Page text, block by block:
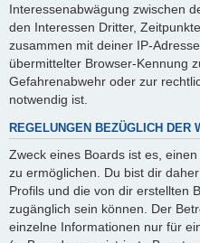
Interessenabwägung zwischen
den Interessen Dritter,
zusammen mit deiner IP-
übermittelter Browser-Kennung
Gefahrenabwehr oder zur
notwendig ist.
REGELUNGEN BEZÜGLICH DER
Zweck eines Boards ist es,
zu ermöglichen. Du bist dir
Profils und die von dir erstellten
zugänglich sein können. Der
einzelne Informationen nur für